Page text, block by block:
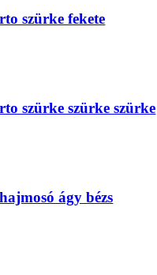
szürke fekete
szürke szürke szürke
ágy bézs